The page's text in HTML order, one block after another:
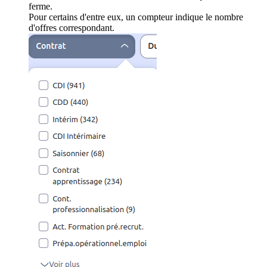
ferme.
Pour certains d'entre eux, un compteur indique le nombre
d'offres correspondant.